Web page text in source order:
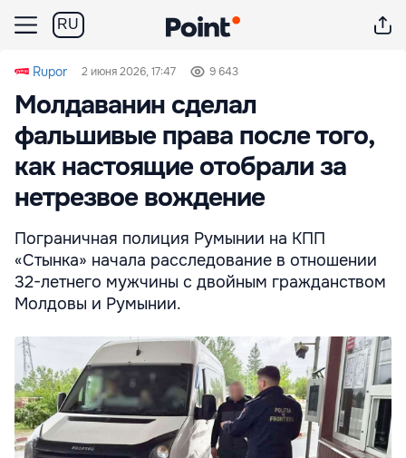
RU
Rupor 2 июня 2026, 17:47 9 643
Молдаванин сделал
фальшивые права после того,
как настоящие отобрали за
нетрезвое вождение
Пограничная полиция Румынии на КПП
«Стынка» начала расследование в отношении
32-летнего мужчины с двойным гражданством
Молдовы и Румынии.